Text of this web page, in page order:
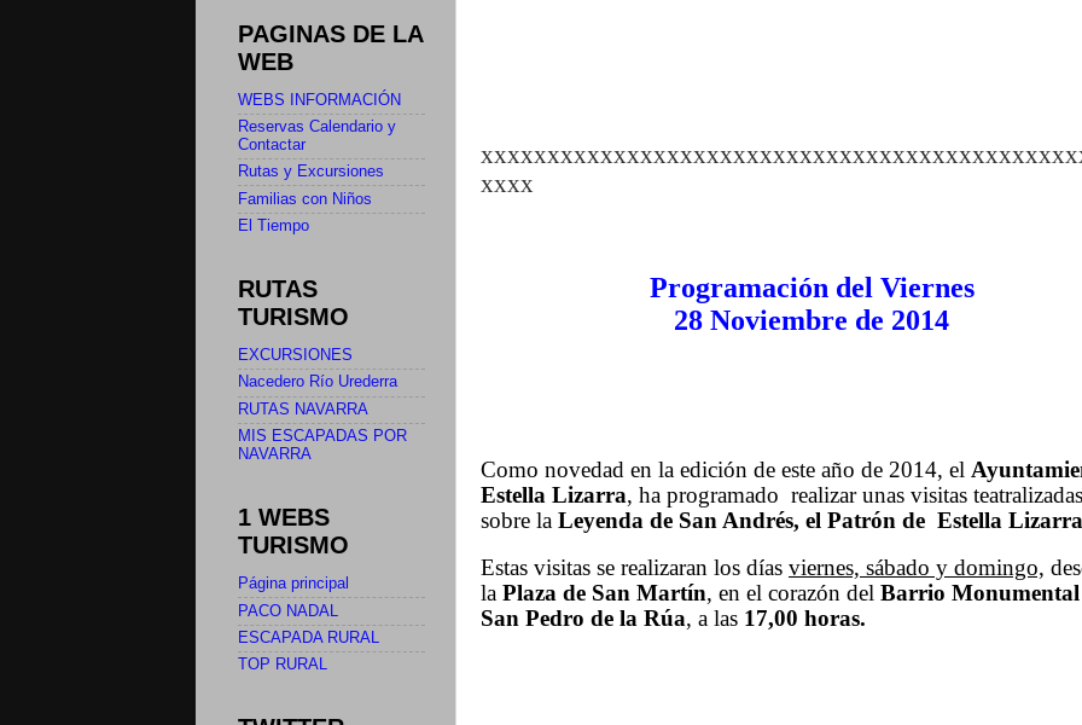
xxxx
Programación del Viernes
28 Noviembre de 2014
Como novedad en la edición de este año de 2014, el
Estella Lizarra, ha programado realizar unas visitas
sobre la Leyenda de San Andrés, el Patrón de Estella Lizarra
Estas visitas se realizaran los días viernes, sábado y domingo,
la Plaza de San Martín, en el corazón del Barrio Monumental
San Pedro de la Rúa, a las 17,00 horas.
PAGINAS DE LA
WEB
WEBS INFORMACIÓN
Reservas Calendario y
Contactar
Rutas y Excursiones
Familias con Niños
El Tiempo
RUTAS
TURISMO
EXCURSIONES
Nacedero Río Urederra
RUTAS NAVARRA
MIS ESCAPADAS POR
NAVARRA
1 WEBS
TURISMO
Página principal
PACO NADAL
ESCAPADA RURAL
TOP RURAL